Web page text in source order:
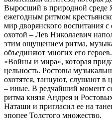
Выросший в природной среде
ежегодным ритмом
мир дворянского воспитания с
охотой – Лев Николаевич
этим ощущением ритма,
объединяют многих его
«Войны и мира», которая
цельность. Ростовы
охотятся, танцуют, слушают в
– иные. В редчайший момент
ритма князя Андрея и
Наташи и пригласил ее на
эпопее Толстого множество.